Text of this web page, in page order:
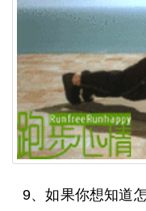
9、如果你想知道